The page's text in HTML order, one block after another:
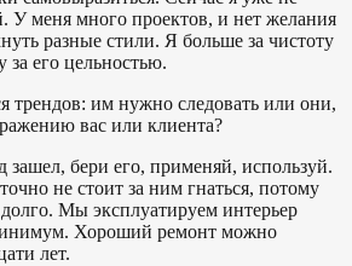
У меня много проектов, и нет желания
разные стили. Я больше за чистоту
за его цельностью.
трендов: им нужно следовать или они,
вас или клиента?
зашел, бери его, применяй, используй.
не стоит за ним гнаться, потому
Мы эксплуатируем интерьер
Хороший ремонт можно
лет.